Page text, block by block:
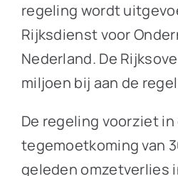
regeling wordt
Rijksdienst voor
Nederland. De
miljoen bij aan de
De regeling voorziet in
tegemoetkoming van
geleden omzetverlies